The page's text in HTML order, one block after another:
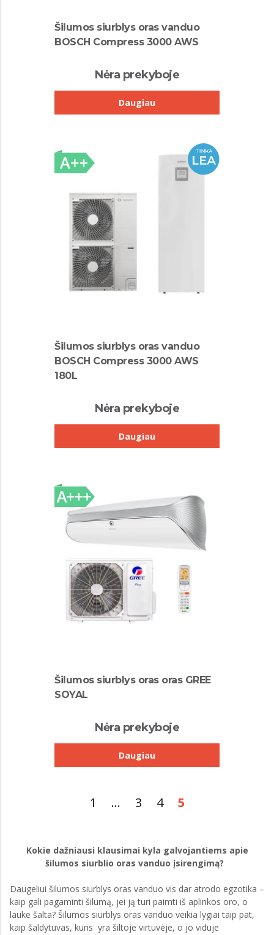
Šilumos siurblys oras vanduo
BOSCH Compress 3000 AWS
Nėra prekyboje
Daugiau
Šilumos siurblys oras vanduo
BOSCH Compress 3000 AWS
180L
Nėra prekyboje
Daugiau
Šilumos siurblys oras oras GREE
SOYAL
Nėra prekyboje
Daugiau
1 ... 3 4 5
Kokie dažniausi klausimai kyla galvojantiems apie
šilumos siurblio oras vanduo įsirengimą?
Daugeliui šilumos siurblys oras vanduo vis dar atrodo egzotika –
kaip gali pagaminti šilumą, jei ją turi paimti iš aplinkos oro, o
lauke šalta? Šilumos siurblys oras vanduo veikia lygiai taip pat,
kaip šaldytuvas, kuris yra šiltoje virtuvėje, o jo viduje